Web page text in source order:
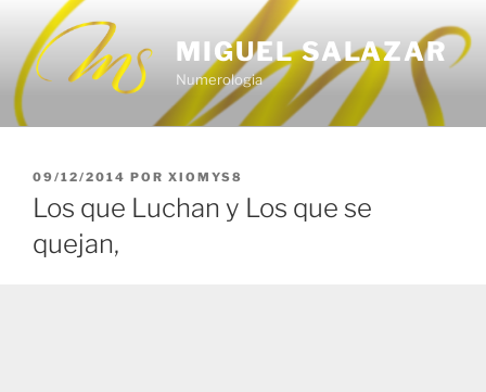
contenido
MIGUEL SALAZAR
Numerologia
PUBLICADO
EL
09/12/2014 POR XIOMYS8
Los que Luchan y Los que se
quejan,